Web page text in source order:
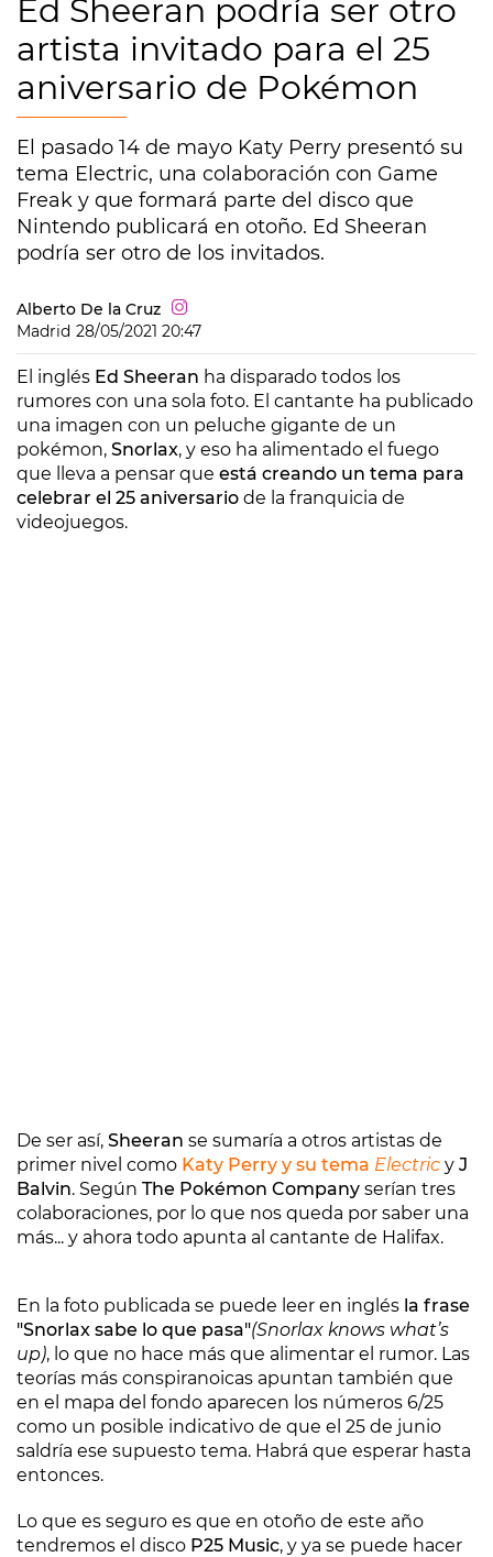
Ed Sheeran podría ser otro
artista invitado para el 25
aniversario de Pokémon
El pasado 14 de mayo Katy Perry presentó su
tema Electric, una colaboración con Game
Freak y que formará parte del disco que
Nintendo publicará en otoño. Ed Sheeran
podría ser otro de los invitados.
Alberto De la Cruz
Madrid 28/05/2021 20:47
El inglés Ed Sheeran ha disparado todos los
rumores con una sola foto. El cantante ha publicado
una imagen con un peluche gigante de un
pokémon, Snorlax, y eso ha alimentado el fuego
que lleva a pensar que está creando un tema para
celebrar el 25 aniversario de la franquicia de
videojuegos.
De ser así, Sheeran se sumaría a otros artistas de
primer nivel como Katy Perry y su tema Electric y J
Balvin. Según The Pokémon Company serían tres
colaboraciones, por lo que nos queda por saber una
más... y ahora todo apunta al cantante de Halifax.
En la foto publicada se puede leer en inglés la frase
"Snorlax sabe lo que pasa"(Snorlax knows what’s
up), lo que no hace más que alimentar el rumor. Las
teorías más conspiranoicas apuntan también que
en el mapa del fondo aparecen los números 6/25
como un posible indicativo de que el 25 de junio
saldría ese supuesto tema. Habrá que esperar hasta
entonces.
Lo que es seguro es que en otoño de este año
tendremos el disco P25 Music, y ya se puede hacer